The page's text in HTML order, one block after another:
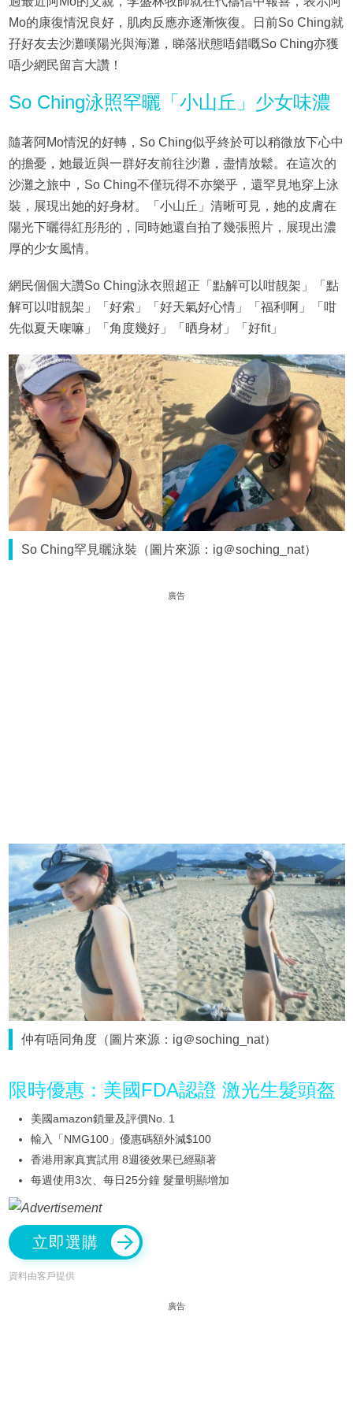
Mo的康復情況良好，肌肉反應亦逐漸恢復。日前So Ching就
孖好友去沙灘嘆陽光與海灘，睇落狀態唔錯嘅So Ching亦獲
唔少網民留言大讚！
So Ching泳照罕曬「小山丘」少女味濃
隨著阿Mo情況的好轉，So Ching似乎終於可以稍微放下心中
的擔憂，她最近與一群好友前往沙灘，盡情放鬆。在這次的
沙灘之旅中，So Ching不僅玩得不亦樂乎，還罕見地穿上泳
裝，展現出她的好身材。「小山丘」清晰可見，她的皮膚在
陽光下曬得紅彤彤的，同時她還自拍了幾張照片，展現出濃
厚的少女風情。
網民個個大讚So Ching泳衣照超正「點解可以咁靚架」「點
解可以咁靚架」「好索」「好天氣好心情」「福利啊」「咁
先似夏天㗎嘛」「角度幾好」「晒身材」「好fit」
So Ching罕見曬泳裝（圖片來源：ig＠soching_nat）
廣告
仲有唔同角度（圖片來源：ig＠soching_nat）
限時優惠：美國FDA認證 激光生髮頭盔
美國amazon鎖量及評價No. 1
輸入「NMG100」優惠碼額外減$100
香港用家真實試用 8週後效果已經顯著
每週使用3次、每日25分鐘 髮量明顯增加
立即選購
資料由客戶提供
廣告